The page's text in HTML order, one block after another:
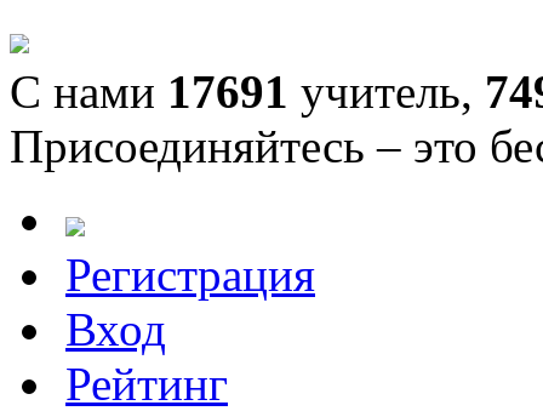
С нами 17691 учитель,
Присоединяйтесь – это
Регистрация
Вход
Рейтинг